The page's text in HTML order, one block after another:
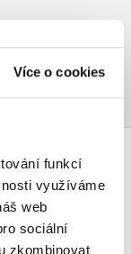
Více o cookies
funkcí
využíváme
web
sociální
zkombinovat
hodnocení.